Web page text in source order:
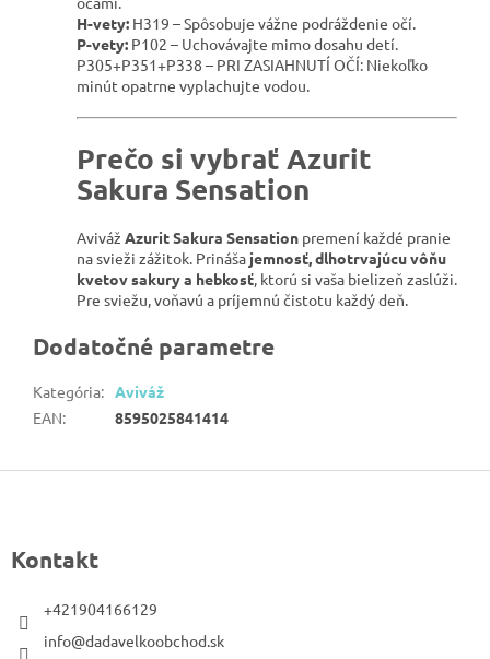
H-vety: H319 – Spôsobuje vážne podráždenie očí.
P-vety: P102 – Uchovávajte mimo dosahu detí.
P305+P351+P338 – PRI ZASIAHNUTÍ OČÍ: Niekoľko
minút opatrne vyplachujte vodou.
Prečo si vybrať Azurit
Sakura Sensation
Aviváž Azurit Sakura Sensation premení každé pranie
na svieži zážitok. Prináša jemnosť, dlhotrvajúcu vôňu
kvetov sakury a hebkosť, ktorú si vaša bielizeň zaslúži.
Pre sviežu, voňavú a príjemnú čistotu každý deň.
Dodatočné parametre
Kategória: Aviváž
EAN: 8595025841414
p
äKontakt
+421904166129
info@dadavelkoobchod.sk